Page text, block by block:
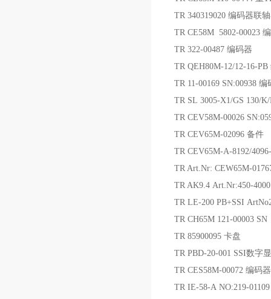
TR 340319020 编码器联
TR CE58M 5802-00023
TR 322-00487 编码器
TR QEH80M-12/12-16-
TR 11-00169 SN:00938 编
TR SL 3005-X1/GS 130/
TR CEV58M-00026
TR CEV65M-02096 备件
TR CEV65M-A-8192/
TR Art.Nr: CEW65M-
TR AK9.4 Art.Nr:450-
TR LE-200 PB+SSI
TR CH65M 121-00003 SN
TR 85900095 卡盘
TR PBD-20-001 SSI数字
TR CES58M-00072 编码器
TR IE-58-A NO:219-